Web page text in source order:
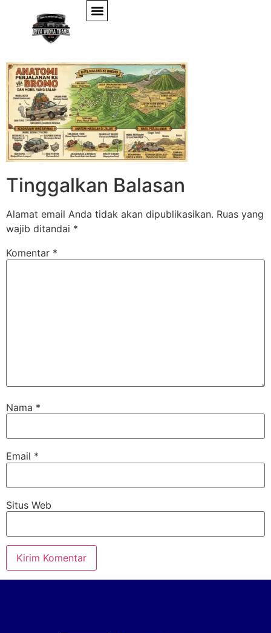
Tinggalkan Balasan
Alamat email Anda tidak akan dipublikasikan. Ruas yang
wajib ditandai *
Komentar *
Nama *
Email *
Situs Web